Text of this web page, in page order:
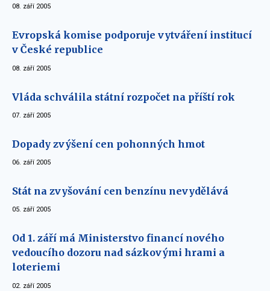
08. září 2005
Evropská komise podporuje vytváření institucí
v České republice
08. září 2005
Vláda schválila státní rozpočet na příští rok
07. září 2005
Dopady zvýšení cen pohonných hmot
06. září 2005
Stát na zvyšování cen benzínu nevydělává
05. září 2005
Od 1. září má Ministerstvo financí nového
vedoucího dozoru nad sázkovými hrami a
loteriemi
02. září 2005